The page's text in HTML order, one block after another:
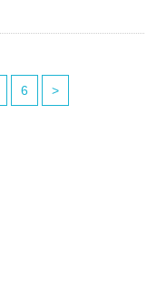
6 >